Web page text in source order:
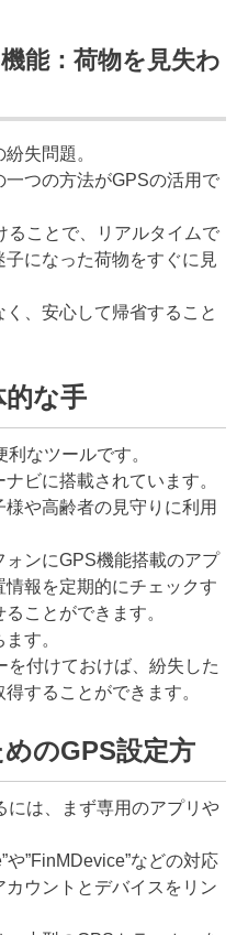
能：荷物を見失わ
失問題。
つの方法がGPSの活用で
ることで、リアルタイムで
になった荷物をすぐに見
、安心して帰省すること
的な手
なツールです。
ビに搭載されています。
や高齢者の見守りに利用
ンにGPS機能搭載のアプ
報を定期的にチェックす
ことができます。
す。
付けておけば、紛失した
することができます。
のGPS設定方
には、まず専用のアプリや
や”FinMDevice”などの対応
ウントとデバイスをリン